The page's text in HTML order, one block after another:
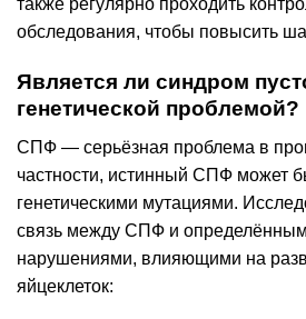
также регулярно проходить
обследования, чтобы повысить
Является ли синдром
генетической проблемой?
СПФ — серьёзная проблема в
частности, истинный СПФ может
генетическими мутациями.
связь между СПФ и
нарушениями, влияющими на
яйцеклеток: